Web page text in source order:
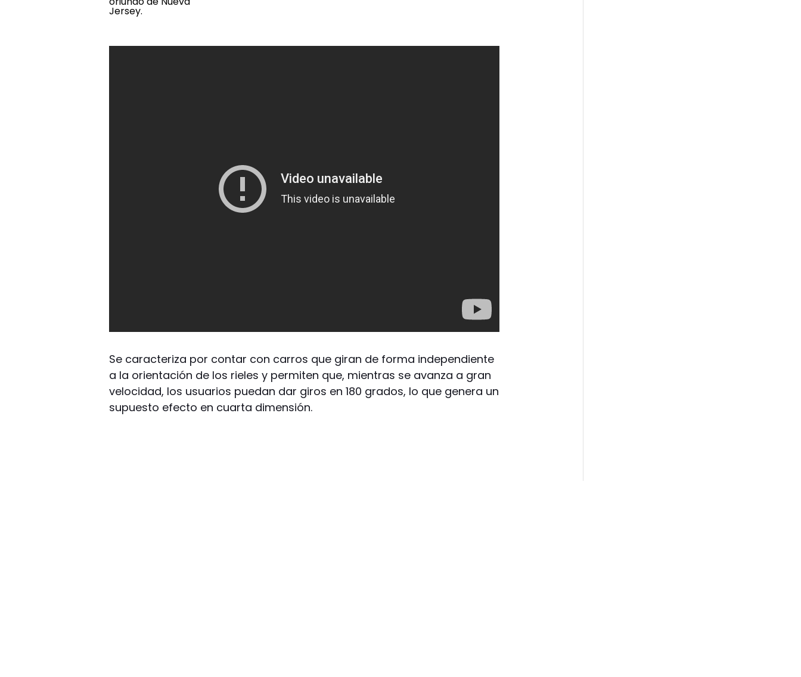
Se caracteriza por contar con carros que giran de forma independiente
a la orientación de los rieles y permiten que, mientras se avanza a gran
velocidad, los usuarios puedan dar giros en 180 grados, lo que genera un
supuesto efecto en cuarta dimensión.